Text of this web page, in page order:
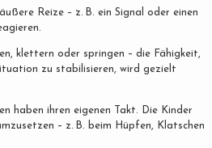
Reize – z. B. ein Signal oder einen
klettern oder springen – die Fähigkeit,
zu stabilisieren, wird gezielt
haben ihren eigenen Takt. Die Kinder
– z. B. beim Hüpfen, Klatschen